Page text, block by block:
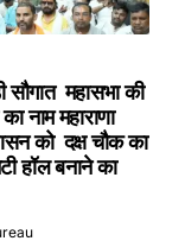
सौगात महासभा की
नाम महाराणा
को दक्ष चौक का
हॉल बनाने का